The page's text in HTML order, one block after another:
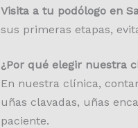
Visita a tu podólogo en
sus primeras etapas,
¿Por qué elegir nuestra
En nuestra clínica,
uñas clavadas, uñas
paciente.